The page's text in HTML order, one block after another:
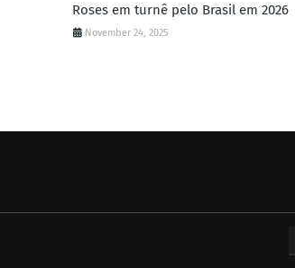
Roses em turnê pelo Brasil em 2026
November 24, 2025